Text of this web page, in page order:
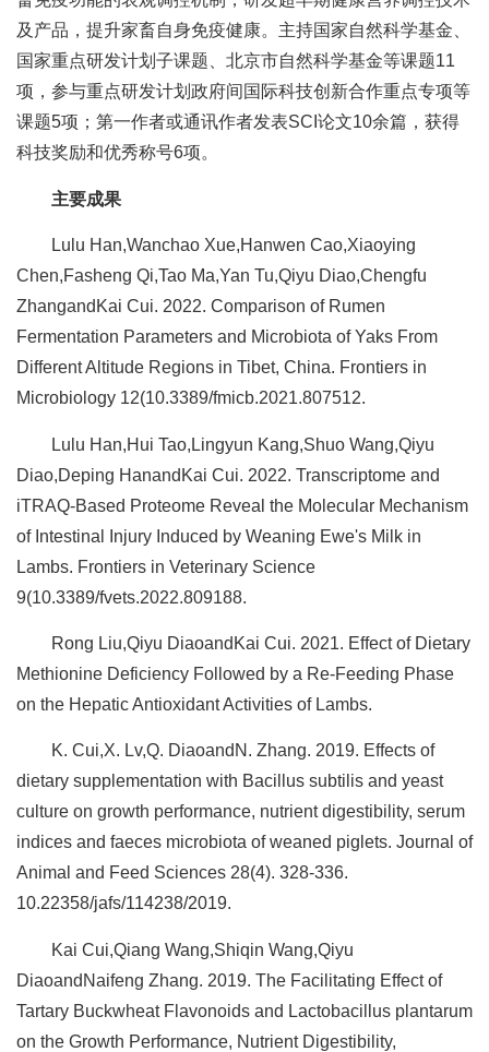
及产品，提升家畜自身免疫健康。主持国家自然科学基金、
国家重点研发计划子课题、北京市自然科学基金等课题11
项，参与重点研发计划政府间国际科技创新合作重点专项等
课题5项；第一作者或通讯作者发表SCI论文10余篇，获得
科技奖励和优秀称号6项。
主要成果
Lulu Han,Wanchao Xue,Hanwen Cao,Xiaoying
Chen,Fasheng Qi,Tao Ma,Yan Tu,Qiyu Diao,Chengfu
ZhangandKai Cui. 2022. Comparison of Rumen
Fermentation Parameters and Microbiota of Yaks From
Different Altitude Regions in Tibet, China. Frontiers in
Microbiology 12(10.3389/fmicb.2021.807512.
Lulu Han,Hui Tao,Lingyun Kang,Shuo Wang,Qiyu
Diao,Deping HanandKai Cui. 2022. Transcriptome and
iTRAQ-Based Proteome Reveal the Molecular Mechanism
of Intestinal Injury Induced by Weaning Ewe's Milk in
Lambs. Frontiers in Veterinary Science
9(10.3389/fvets.2022.809188.
Rong Liu,Qiyu DiaoandKai Cui. 2021. Effect of Dietary
Methionine Deficiency Followed by a Re-Feeding Phase
on the Hepatic Antioxidant Activities of Lambs.
K. Cui,X. Lv,Q. DiaoandN. Zhang. 2019. Effects of
dietary supplementation with Bacillus subtilis and yeast
culture on growth performance, nutrient digestibility, serum
indices and faeces microbiota of weaned piglets. Journal of
Animal and Feed Sciences 28(4). 328-336.
10.22358/jafs/114238/2019.
Kai Cui,Qiang Wang,Shiqin Wang,Qiyu
DiaoandNaifeng Zhang. 2019. The Facilitating Effect of
Tartary Buckwheat Flavonoids and Lactobacillus plantarum
on the Growth Performance, Nutrient Digestibility,